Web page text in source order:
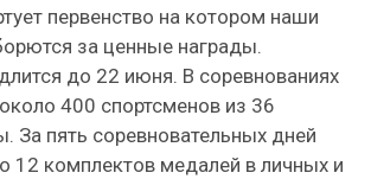
первенство на котором наши
за ценные награды.
до 22 июня. В соревнованиях
400 спортсменов из 36
За пять соревновательных дней
12 комплектов медалей в личных и